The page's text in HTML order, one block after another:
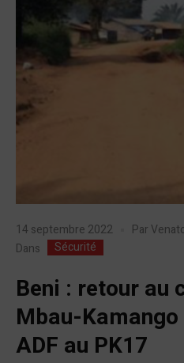
14 septembre 2022 Par
Dans
Sécurité
Beni : retour au
Mbau-
ADF au PK17